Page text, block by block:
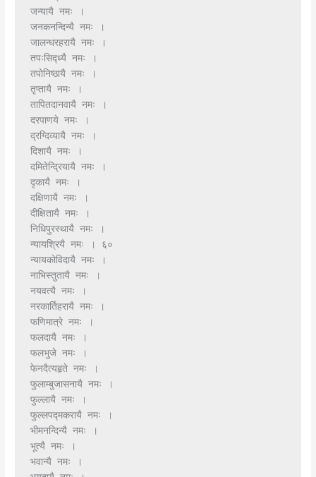
जन्यायै नमः ।
जनकनन्दिन्यै नमः ।
जालन्धरहरायै नमः ।
तपःसिद्ध्यै नमः ।
तपोनिष्ठायै नमः ।
तृप्तायै नमः ।
तापितदानवायै नमः ।
दरपाणये नमः ।
द्रग्दिव्यायै नमः ।
दिशायै नमः ।
दमितेन्द्रियायै नमः ।
दृकायै नमः ।
दक्षिणायै नमः ।
दीक्षितायै नमः ।
निधिपुरस्थायै नमः ।
न्यायश्रियै नमः । ६०
न्यायकोविदायै नमः ।
नाभिस्तुतायै नमः ।
नयवत्यै नमः ।
नरकार्तिहरायै नमः ।
फणिमात्रे नमः ।
फलदायै नमः ।
फलभुजे नमः ।
फेनदैत्यहृते नमः ।
फुलाम्बुजासनायै नमः ।
फुल्लायै नमः ।
फुल्लपद्मकरायै नमः ।
भीमनन्दिन्यै नमः ।
भूत्यै नमः ।
भवान्यै नमः ।